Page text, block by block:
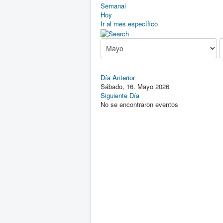
Semanal
Hoy
Ir al mes específico
Día Anterior
Sábado, 16. Mayo 2026
Siguiente Día
No se encontraron eventos